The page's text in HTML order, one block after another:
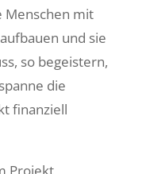
Menschen mit
und sie
so begeistern,
die
finanziell